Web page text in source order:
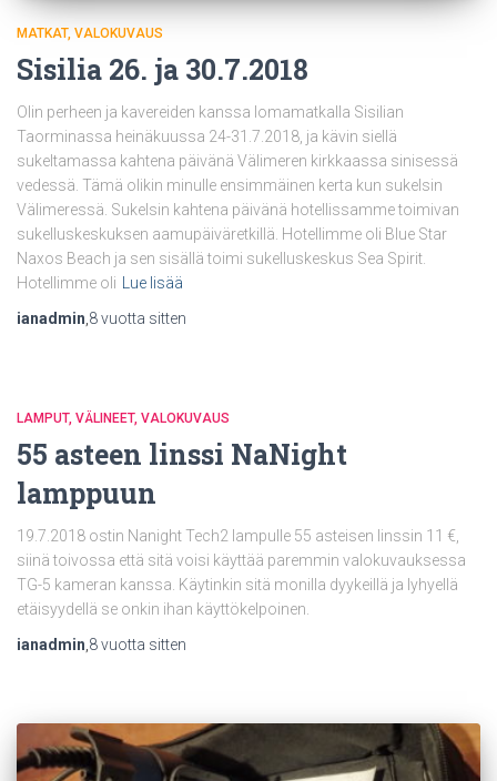
MATKAT VALOKUVAUS
Sisilia 26. ja 30.7.2018
Olin perheen ja kavereiden kanssa lomamatkalla Sisilian
Taorminassa heinäkuussa 24-31.7.2018, ja kävin siellä
sukeltamassa kahtena päivänä Välimeren kirkkaassa sinisessä
vedessä. Tämä olikin minulle ensimmäinen kerta kun sukelsin
Välimeressä. Sukelsin kahtena päivänä hotellissamme toimivan
sukelluskeskuksen aamupäiväretkillä. Hotellimme oli Blue Star
Naxos Beach ja sen sisällä toimi sukelluskeskus Sea Spirit.
Hotellimme oli Lue lisää
ianadmin,8 vuotta sitten
LAMPUT VÄLINEET VALOKUVAUS
55 asteen linssi NaNight
lamppuun
19.7.2018 ostin Nanight Tech2 lampulle 55 asteisen linssin 11 €,
siinä toivossa että sitä voisi käyttää paremmin valokuvauksessa
TG-5 kameran kanssa. Käytinkin sitä monilla dyykeillä ja lyhyellä
etäisyydellä se onkin ihan käyttökelpoinen.
ianadmin,8 vuotta sitten